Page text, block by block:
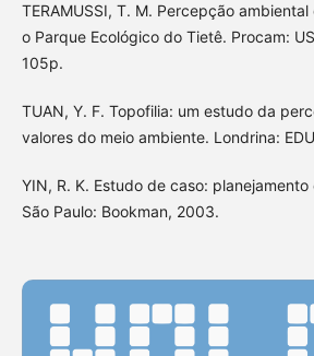
TERAMUSSI, T. M. Percepção
o Parque Ecológico do Tietê. Procam:
105p.
TUAN, Y. F. Topofilia: um estudo da
valores do meio ambiente. Londrina:
YIN, R. K. Estudo de caso:
São Paulo: Bookman, 2003.